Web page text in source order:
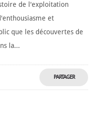
de l'exploitation
et
que les découvertes de
la...
PARTAGER